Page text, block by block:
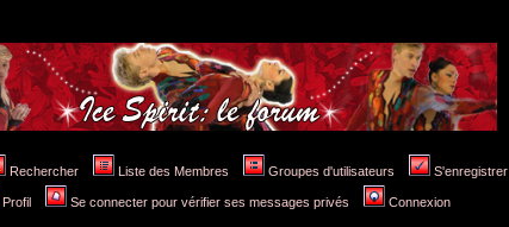
Rechercher Liste des Membres Groupes d'utilisateurs S'enregistrer
Profil Se connecter pour vérifier ses messages privés Connexion